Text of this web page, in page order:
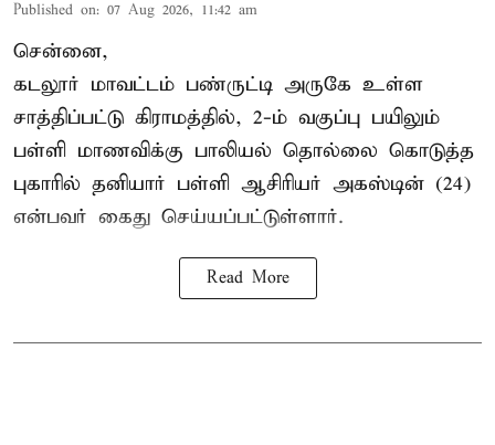
Published on: 07 Aug 2026, 11:42 am
சென்னை,
கடலூர் மாவட்டம் பண்ருட்டி அருகே உள்ள
சாத்திப்பட்டு கிராமத்தில், 2-ம் வகுப்பு பயிலும்
பள்ளி மாணவிக்கு பாலியல் தொல்லை கொடுத்த
புகாரில் தனியார் பள்ளி ஆசிரியர் அகஸ்டின் (24)
என்பவர் கைது செய்யப்பட்டுள்ளார்.
Read More